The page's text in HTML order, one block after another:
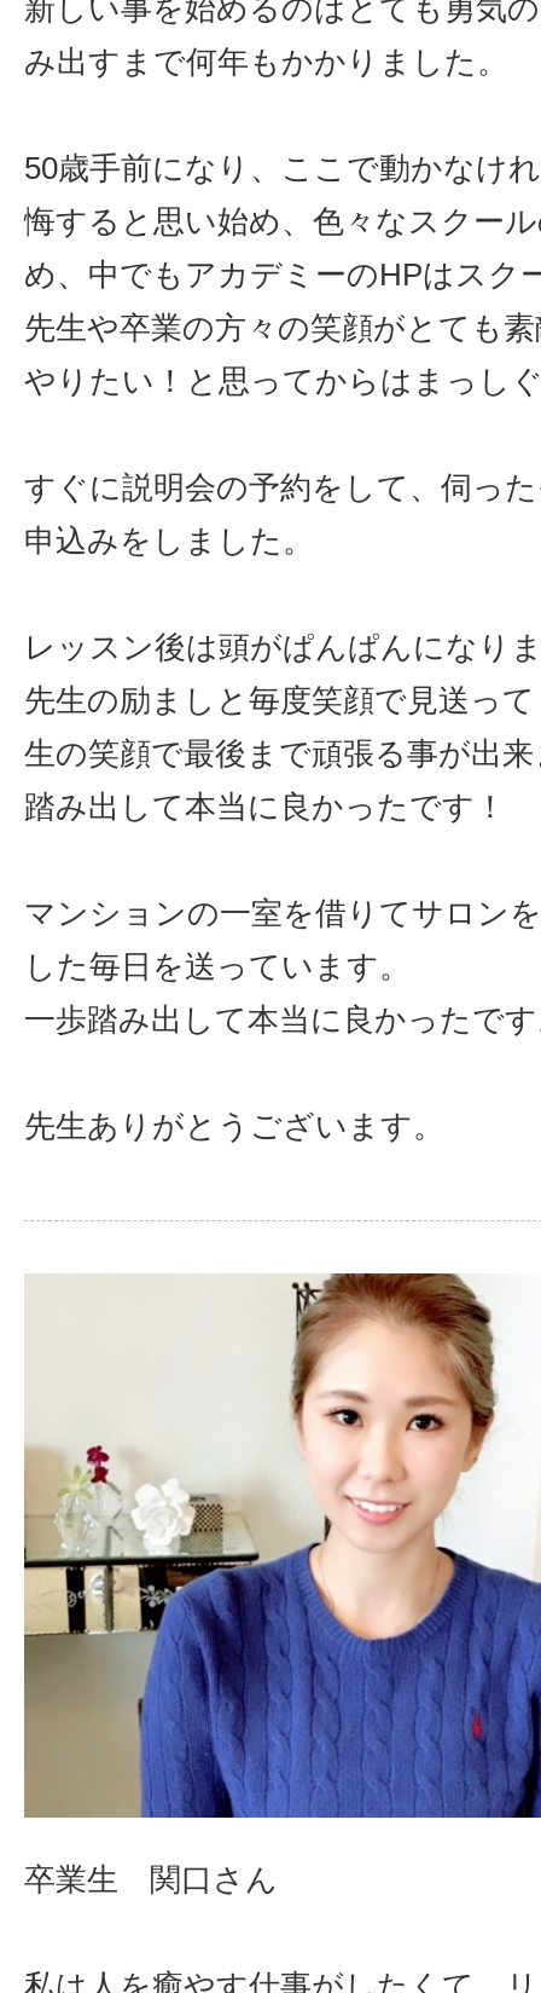
新しい事を始めるのはとても勇気
み出すまで何年もかかりました。
50歳手前になり、ここで動かなけ
悔すると思い始め、色々なスクー
め、中でもアカデミーのHPはスク
先生や卒業の方々の笑顔がとても
やりたい！と思ってからはまっし
すぐに説明会の予約をして、伺っ
申込みをしました。
レッスン後は頭がぱんぱんになり
先生の励ましと毎度笑顔で見送っ
生の笑顔で最後まで頑張る事が出
踏み出して本当に良かったです！
マンションの一室を借りてサロン
した毎日を送っています。
一歩踏み出して本当に良かったで
先生ありがとうございます。
卒業生 関口さん
私は人を癒やす仕事がしたくて、